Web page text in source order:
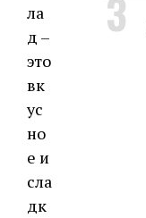
ла
д –
это
вк
ус
но
е и
сла
дк